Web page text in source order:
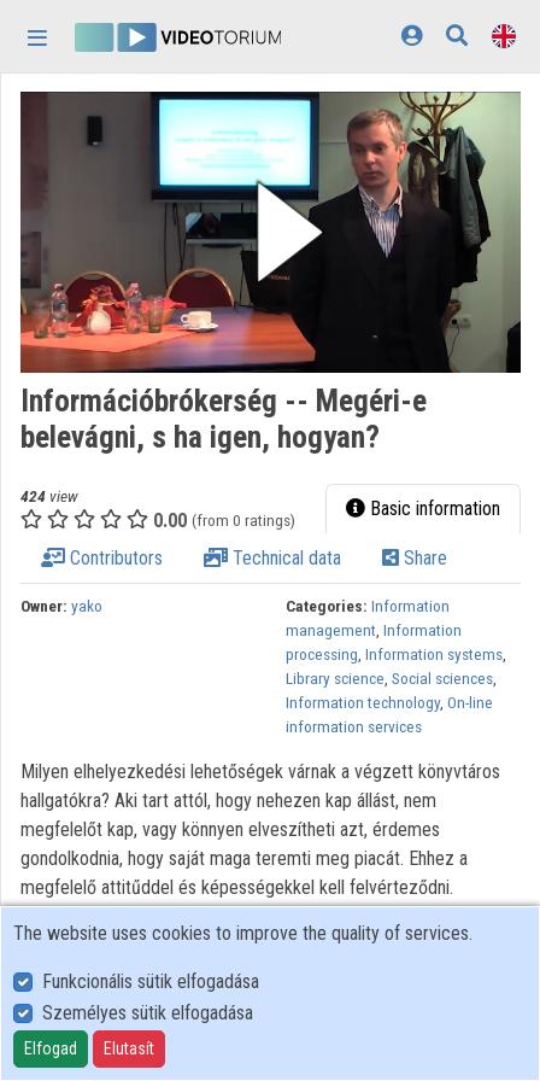
Playlists
Organizations
Contributors
Információbrókerség -- Megéri-e
belevágni, s ha igen, hogyan?
424 view
0.00 (from 0 ratings) Basic information
Contributors Technical data Share
Owner: yako Categories: Information
management, Information
processing, Information systems,
Library science, Social sciences,
Information technology, On-line
information services
Milyen elhelyezkedési lehetőségek várnak a végzett könyvtáros
hallgatókra? Aki tart attól, hogy nehezen kap állást, nem
megfelelőt kap, vagy könnyen elveszítheti azt, érdemes
gondolkodnia, hogy saját maga teremti meg piacát. Ehhez a
megfelelő attitűddel és képességekkel kell felvérteződni.
lehet a térítéses információszolgáltatás piacán megélni. Az efféle
projektek gyakorlati jellemzői az előadás során számos példában
kerülnek elő, a hallgatói kérdésekre való válaszként is. A
vállalkozásban segítség a tapasztaltabb kollégákkal való
kapcsolattartás és a folyamatos ismeretszerzés, amiben a Magyar
The website uses cookies to improve the quality of services.
Funkcionális sütik elfogadása
Személyes sütik elfogadása
Elfogad Elutasít